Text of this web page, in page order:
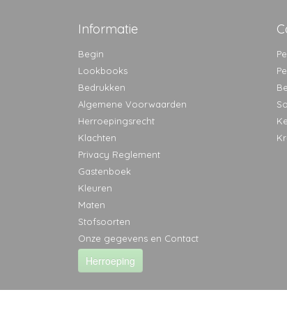
Informatie
Begin
Lookbooks
Bedrukken
Algemene Voorwaarden
Herroepingsrecht
Klachten
Privacy Reglement
Gastenboek
Kleuren
Maten
Stofsoorten
Onze gegevens en Contact
Herroeping